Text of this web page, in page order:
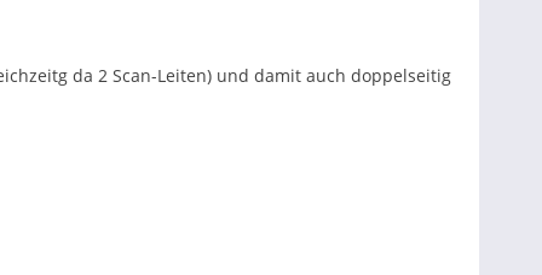
da 2 Scan-Leiten) und damit auch doppelseitig